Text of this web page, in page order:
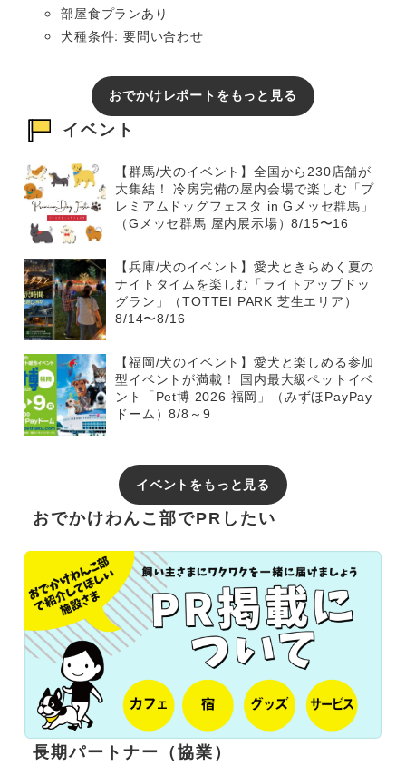
部屋食プランあり
犬種条件: 要問い合わせ
おでかけレポートをもっと見る
イベント
【群馬/犬のイベント】全国から230店舗が
大集結！ 冷房完備の屋内会場で楽しむ「プ
レミアムドッグフェスタ in Gメッセ群馬」
（Gメッセ群馬 屋内展示場）8/15〜16
【兵庫/犬のイベント】愛犬ときらめく夏の
ナイトタイムを楽しむ「ライトアップドッ
グラン」（TOTTEI PARK 芝生エリア）
8/14〜8/16
【福岡/犬のイベント】愛犬と楽しめる参加
型イベントが満載！ 国内最大級ペットイベ
ント「Pet博 2026 福岡」（みずほPayPay
ドーム）8/8～9
イベントをもっと見る
おでかけわんこ部でPRしたい
長期パートナー（協業）